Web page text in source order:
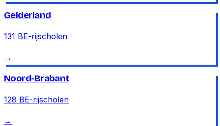
Gelderland
131 BE-rijscholen
→
Noord-Brabant
128 BE-rijscholen
→